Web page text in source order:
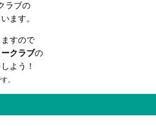
ラブの
ます。
すので
クラブの
よう！
。